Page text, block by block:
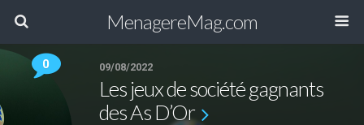
MenagereMag.com
0 09/08/2022
Les jeux de société gagnants
des As D’Or